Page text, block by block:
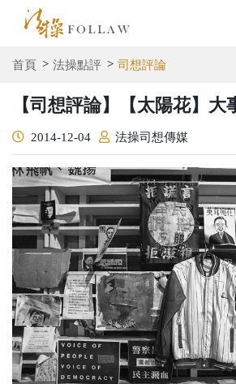
首頁 法操點評 司想評論
【司想評論】【太陽花】大
2014-12-04 法操司想傳媒